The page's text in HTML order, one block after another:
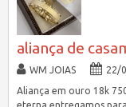
aliança de
WM JOIAS 22/
Aliança em ouro 18k